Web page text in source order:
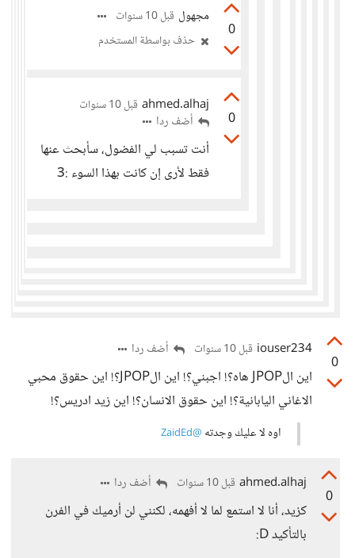
0
مجهول قبل 10 سنوات
حذف بواسطة المستخدم
0
ahmed.alhaj قبل 10 سنوات
أضف ردا
أنت تسبب لي الفضول، سأبحث عنها
فقط لأرى إن كانت بهذا السوء :3
0
iouser234 قبل 10 سنوات أضف ردا
اين الJPOP هاه؟! اجبني؟! اين الJPOP؟! اين حقوق محبي
الاغاني اليابانية؟! اين حقوق الانسان؟! اين زيد ادريس؟!
اوه لا عليك وجدته @ZaidEd
0
ahmed.alhaj قبل 10 سنوات أضف ردا
كزيد، أنا لا استمع لما لا أفهمه، لكنني لن أرميك في الفرن
بالتأكيد D: